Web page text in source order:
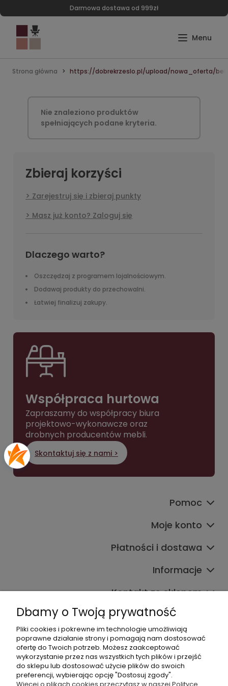
Darmowa dostawa od 999zł
Strona główna https://dobrekrzeslo.pl/upload/nowa_oferta/
Nie znaleziono produktów
spełniających podane kryteria.
Zbieraj korzyści
Zarejestruj się i zbieraj punkty
Masz już konto? Zaloguj się
Dlaczego warto?
Oszczędzaj z programem lojalnościowym.
Dodawaj produkty do przechowalni.
Łatwiej finalizuj zakupy.
Współpraca hurtowa
Zapraszamy do współpracy biura
projektowo-wykonawcze oraz
drobnych producentów mebli.
Skontaktuj się z nami >
Pomoc
Moje konto
Płatności i dostawa
Informacje
Kontakt ze sklepem
Dane kontaktowe
603377506
sklep@komfort-biuro.pl
Nasz Facebook
Dbamy o Twoją prywatność
Pliki cookies i pokrewne im technologie umożliwiają
poprawne działanie strony i pomagają nam dostosować
ofertę do Twoich potrzeb. Możesz zaakceptować
wykorzystanie przez nas wszystkich tych plików i przejść
do sklepu lub dostosować użycie plików do swoich
preferencji, wybierając opcję "Dostosuj zgody".